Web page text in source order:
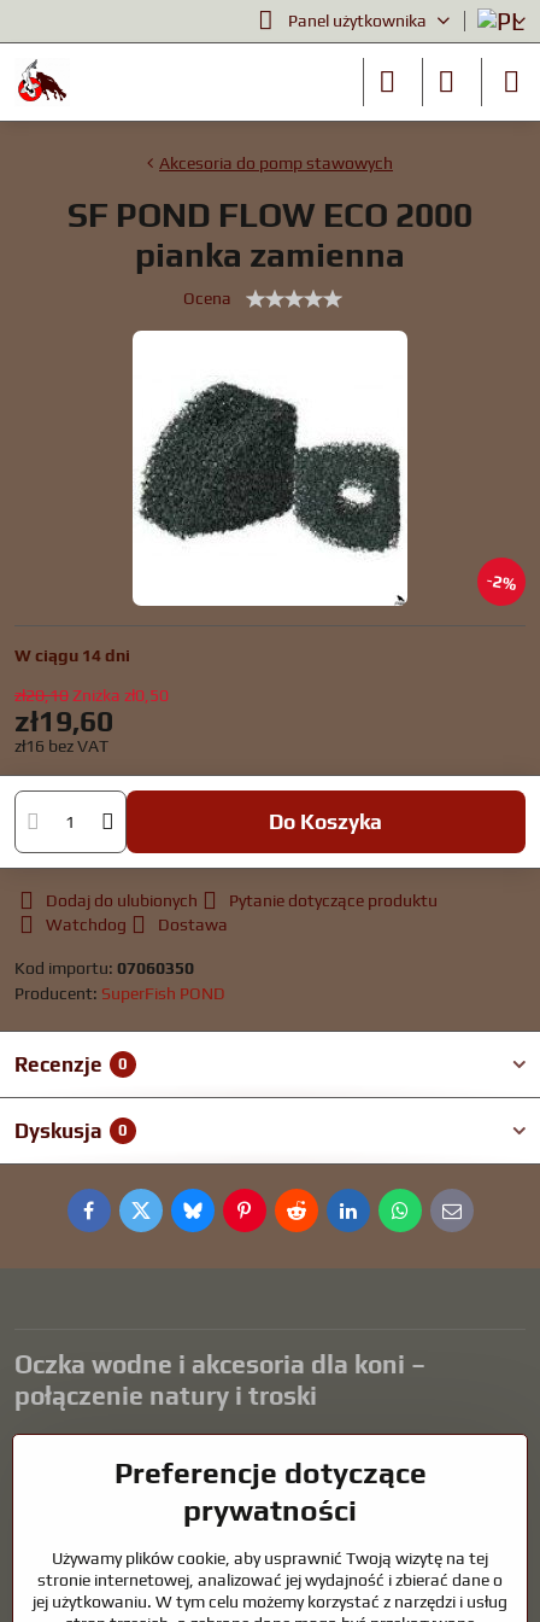
Panel użytkownika
2%
Akcesoria do pomp stawowych
SF POND FLOW ECO 2000
pianka zamienna
Ocena
W ciągu 14 dni
zł20,10Zniżka zł0,50
zł19,60
zł16 bez VAT
Do Koszyka
Dodaj do ulubionych
Pytanie dotyczące produktu
Watchdog
Dostawa
Kod importu: 07060350
Producent: SuperFish POND
Recenzje 0
Dyskusja 0
FacebookTwitterBlueskyPinterestRedditLinkedInWhatsApp
E-
mail
Oczka wodne i akcesoria dla koni –
połączenie natury i troski
harmonijne środowisko sprzyjające relaksowi i życiu zwierząt
wodnych. Odpowiednia technologia, filtracja i regularna
konserwacja są kluczem do czystej wody i zdrowego stawu przez
naszego życia.
Konie wymagają wysokiej jakości sprzętu jeździeckiego,
Preferencje dotyczące
prywatności
Używamy plików cookie, aby usprawnić Twoją wizytę na tej
stronie internetowej, analizować jej wydajność i zbierać dane o
jej użytkowaniu. W tym celu możemy korzystać z narzędzi i usług